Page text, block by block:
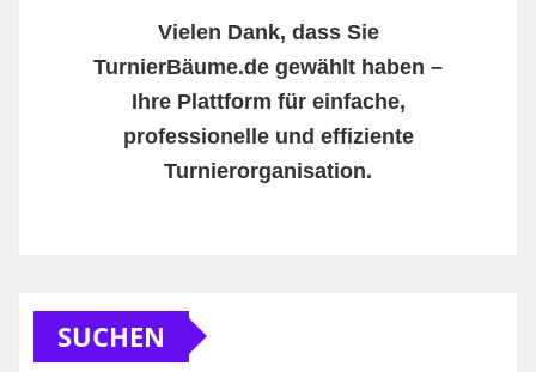
Vielen Dank, dass Sie
TurnierBäume.de gewählt haben –
Ihre Plattform für einfache,
professionelle und effiziente
Turnierorganisation.
SUCHEN